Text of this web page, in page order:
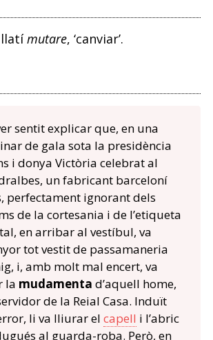
mutare, ‘canviar’.
sentit explicar que, en una
de gala sota la presidència
i donya Victòria celebrat al
un fabricant barceloní
perfectament ignorant dels
de la cortesania i de l’etiqueta
en arribar al vestíbul, va
tot vestit de passamaneria
i, amb molt mal encert, va
la mudamenta d’aquell home,
de la Reial Casa. Induït
li va lliurar el capell i l’abric
al guarda-roba. Però, en